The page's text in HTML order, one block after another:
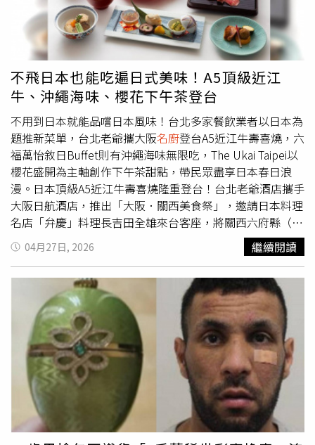
不飛日本也能吃遍日式美味！A5頂級近江
牛、沖繩海味、櫻花下午茶登台
不用到日本就能品嚐日本風味！台北多家餐飲業者以日本為
題推新菜單，台北老爺攜大阪名廚登台A5近江牛壽喜燒，六
福萬怡敘日Buffet則有沖繩海味無限吃，The Ukai Taipei以
櫻花盛開為主軸創作下午茶甜點，帶民眾盡享日本春日浪
漫。日本頂級A5近江牛壽喜燒隆重登台！台北老爺酒店攜手
大阪日航酒店，推出「大阪．關西美食祭」，邀請日本料理
名店「弁慶」料理長吉田全雄來台客座，將關西六府縣（大
阪、京都、滋賀、奈良、和歌山、兵庫）的料理精華，以完
整會席形式搬上台北老爺餐桌。此次最大亮點為選用日本三
大和牛之一的滋賀縣A5頂級近江牛，近江牛是日本最古老的
和牛品種之一，擁有超過400年歷史，A5等級的BMS12油花
分布細緻均勻，脂肪融點低，入口即化，油香細緻且不顯厚
重，被視為頂級和牛中的代表。此次以台灣少見的關西風壽
喜燒「先煎後調味」的料理手法，呈現油花融化、香氣釋放
的視覺與味覺雙重體驗。讓消費者不需飛日本，也能在台北
品嚐關西最具代表性的和牛料理。「大阪．關西美食祭」套
餐於台北老爺中山日本料理廳獨家推出，每套4,280元
+10%，活動期間為5月1日至6月30日。凡點指定套餐即有
機會抽中台北至大阪來回機票，以及帛琉老爺大酒店、大阪
日航酒店、礁溪老爺酒店等住宿券。敘日全日餐廳季節限定
04月27日, 2026 繼續閱讀